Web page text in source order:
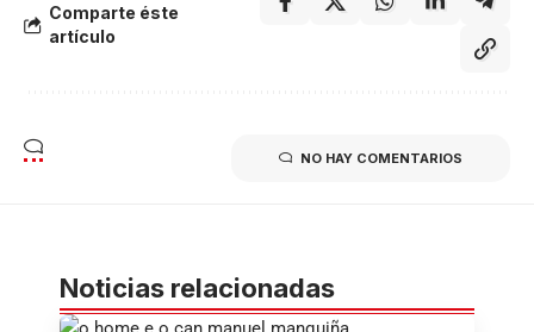
Comparte éste
artículo
NO HAY COMENTARIOS
Noticias relacionadas